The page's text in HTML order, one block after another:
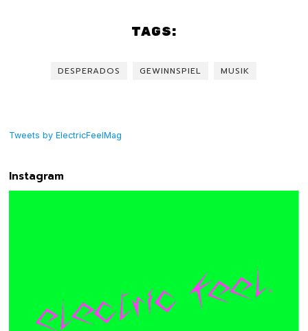
TAGS:
DESPERADOS GEWINNSPIEL MUSIK
Tweets by ElectricFeelMag
Instagram